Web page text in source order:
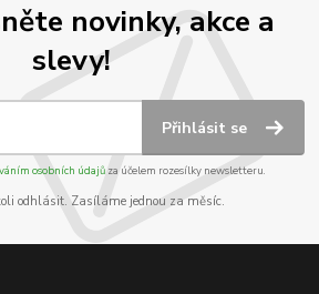
novinky, akce a
slevy!
Přihlásit se
osobních údajůza účelem rozesílky newsletteru.
odhlásit. Zasíláme jednou za měsíc.